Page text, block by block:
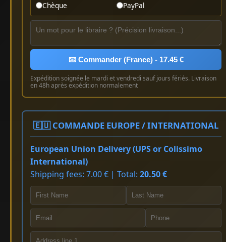
Chèque PayPal
📧 Commander (France) - 17.45 €
Expédition soignée le mardi et vendredi sauf jours fériés. Livraison
en 48h après expédition normalement
🇪🇺 COMMANDE EUROPE / INTERNATIONAL
European Union Delivery (UPS or Colissimo
International)
Shipping fees: 7.00 € | Total: 20.50 €